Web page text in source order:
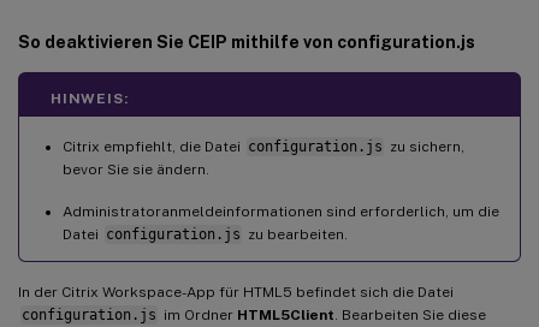
So deaktivieren Sie CEIP mithilfe von configuration.js
HINWEIS:
Citrix empfiehlt, die Datei configuration.js zu sichern,
bevor Sie sie ändern.
Administratoranmeldeinformationen sind erforderlich, um die
Datei configuration.js zu bearbeiten.
In der Citrix Workspace-App für HTML5 befindet sich die Datei
configuration.js im Ordner HTML5Client . Bearbeiten Sie diese